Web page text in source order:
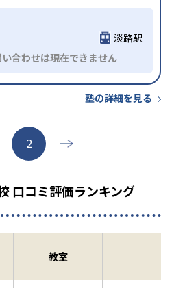
淡路駅
合わせは現在できません
塾の詳細を見る
2
口コミ評価ランキング
教室